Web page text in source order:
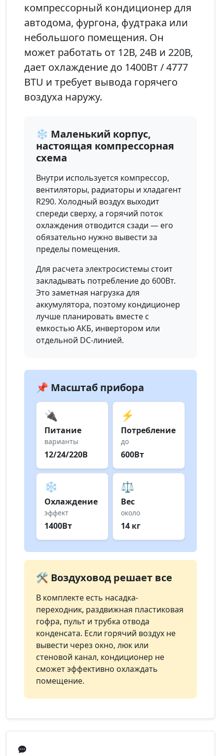
компрессорный кондиционер для
автодома, фургона, фудтрака или
небольшого помещения. Он
может работать от 12В, 24В и 220В,
дает охлаждение до 1400Вт / 4777
BTU и требует вывода горячего
воздуха наружу.
❄️ Маленький корпус,
настоящая компрессорная
схема
Внутри используется компрессор,
вентиляторы, радиаторы и хладагент
R290. Холодный воздух выходит
спереди сверху, а горячий поток
охлаждения отводится сзади — его
обязательно нужно вывести за
пределы помещения.
Для расчета электросистемы стоит
закладывать потребление до 600Вт.
Это заметная нагрузка для
аккумулятора, поэтому кондиционер
лучше планировать вместе с
емкостью АКБ, инвертором или
отдельной DC-линией.
📌 Масштаб прибора
🔌
Питание
варианты
12/24/220В
⚡
Потребление
до
600Вт
❄️
Охлаждение
эффект
1400Вт
⚖️
Вес
около
14 кг
🛠️ Воздуховод решает все
В комплекте есть насадка-
переходник, раздвижная пластиковая
гофра, пульт и трубка отвода
конденсата. Если горячий воздух не
вывести через окно, люк или
стеновой канал, кондиционер не
сможет эффективно охлаждать
помещение.